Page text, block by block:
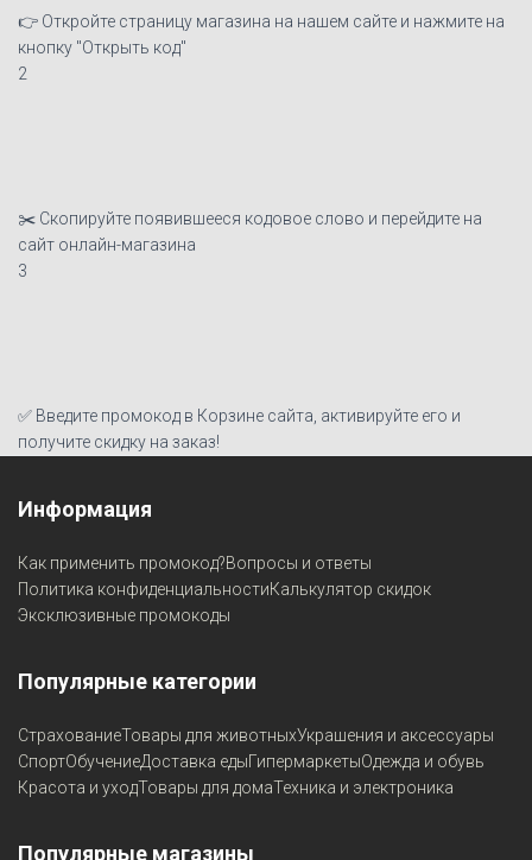
👉 Откройте страницу магазина на нашем сайте и нажмите на
кнопку "Открыть код"
2
✂️ Скопируйте появившееся кодовое слово и перейдите на
сайт онлайн-магазина
3
✅ Введите промокод в Корзине сайта, активируйте его и
получите скидку на заказ!
Информация
Как применить промокод?Вопросы и ответы
Политика конфиденциальностиКалькулятор скидок
Эксклюзивные промокоды
Популярные категории
СтрахованиеТовары для животныхУкрашения и аксессуары
СпортОбучениеДоставка едыГипермаркетыОдежда и обувь
Красота и уходТовары для домаТехника и электроника
Популярные магазины